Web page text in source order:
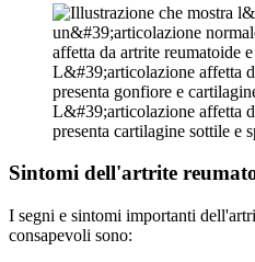
Sintomi dell'artrite
I segni e sintomi importanti
consapevoli sono: